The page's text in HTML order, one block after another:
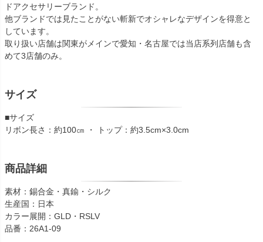
ドアクセサリーブランド。
他ブランドでは見たことがない斬新でオシャレなデザインを得意と
しています。
取り扱い店舗は関東がメインで愛知・名古屋では当店系列店舗も含
めて3店舗のみ。
サイズ
■サイズ
リボン長さ：約100㎝ ・ トップ：約3.5cm×3.0cm
商品詳細
素材：錫合金・真鍮・シルク
生産国：日本
カラー展開：GLD・RSLV
品番：26A1-09